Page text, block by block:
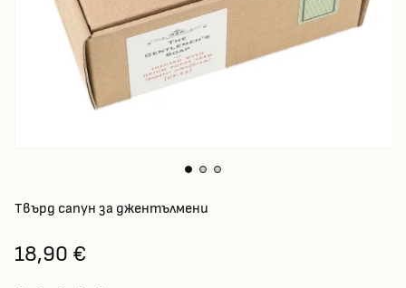
Твърд сапун за джентълмени
18,90 €